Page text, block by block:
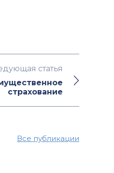
статья
страхование
Все публикации